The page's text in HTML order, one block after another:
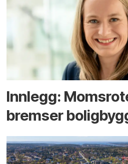
Innlegg:
bremser